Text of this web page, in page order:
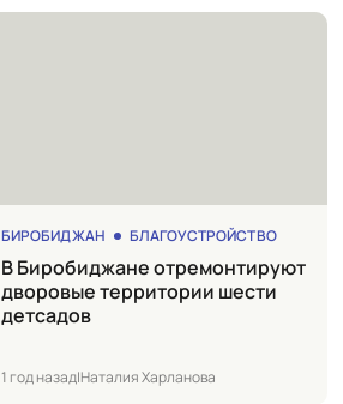
БИРОБИДЖАН БЛАГОУСТРОЙСТВО
в Биробиджане отремонтируют
дворовые территории шести
детсадов
1 год назад|Наталия Харланова